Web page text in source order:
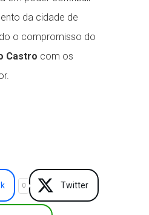
da cidade de
o compromisso do
Castro com os
0 Twitter